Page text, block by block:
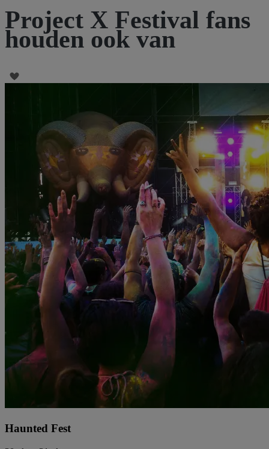
Project X Festival fans
houden ook van
Haunted Fest